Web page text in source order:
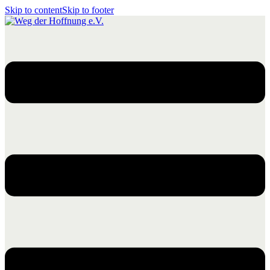
Skip to contentSkip to footer